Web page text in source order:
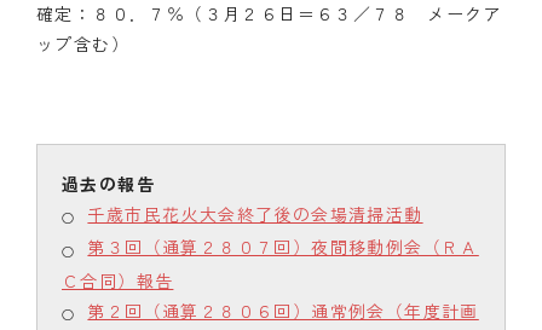
確定：８０．７％（３月２６日＝６３／７８ メークア
ップ含む）
千歳市民花火大会終了後の会場清掃活動
第３回（通算２８０７回）夜間移動例会（ＲＡ
Ｃ合同）報告
第２回（通算２８０６回）通常例会（年度計画